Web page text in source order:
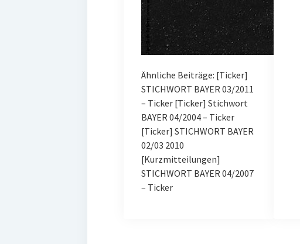
Ähnliche Beiträge: [Ticker]
STICHWORT BAYER 03/2011
– Ticker [Ticker] Stichwort
BAYER 04/2004 – Ticker
[Ticker] STICHWORT BAYER
02/03 2010
[Kurzmitteilungen]
STICHWORT BAYER 04/2007
– Ticker